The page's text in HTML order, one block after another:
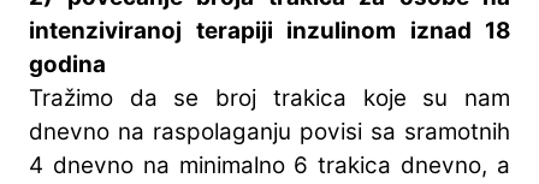
intenziviranoj terapiji inzulinom iznad 18
godina
Tražimo da se broj trakica koje su nam
dnevno na raspolaganju povisi sa sramotnih
4 dnevno na minimalno 6 trakica dnevno, a